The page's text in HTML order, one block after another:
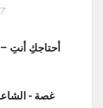
أحتاجكِ أنتِ
غصة -